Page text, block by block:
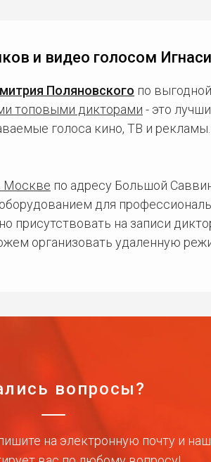
и видео голосом
Поляновского по
топовыми дикторами - это
голоса кино, ТВ и
Москве по адресу Большой
для
присутствовать на записи
организовать удаленную
вопросы?
на электронную почту и